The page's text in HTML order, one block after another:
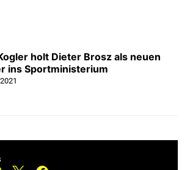
holt Dieter Brosz als neuen
ins Sportministerium